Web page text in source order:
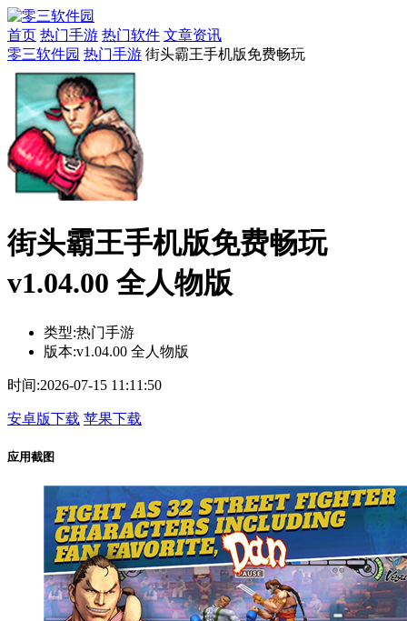
首页 热门手游 热门软件 文章资讯
零三软件园 热门手游 街头霸王手机版免费畅玩
街头霸王手机版免费畅玩
v1.04.00 全人物版
类型:热门手游
版本:v1.04.00 全人物版
时间:2026-07-15 11:11:50
安卓版下载 苹果下载
应用截图